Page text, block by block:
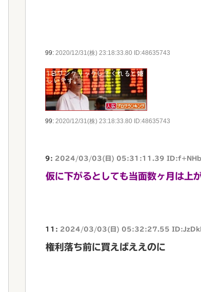
99: 2020/12/31(株) 23:18:33.80 ID:48635743
99: 2020/12/31(株) 23:18:33.80 ID:48635743
9: 2024/03/03(日) 05:31:11.39
仮に下がるとしても当面数ヶ月は上
11: 2024/03/03(日) 05:32:27.55
権利落ち前に買えばええのに